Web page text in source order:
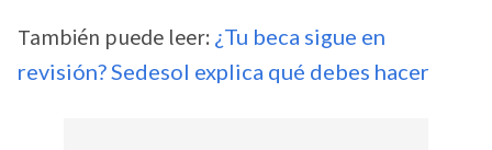
También puede leer: ¿Tu beca sigue en
revisión? Sedesol explica qué debes hacer